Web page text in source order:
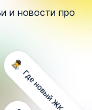
и новости про